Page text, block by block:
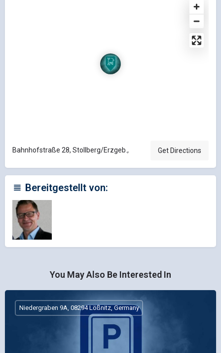
Bahnhofstraße 28, Stollberg/Erzgeb., Get Directions
Bereitgestellt von:
You May Also Be Interested In
Niedergraben 9A, 08294 Lößnitz, Germany